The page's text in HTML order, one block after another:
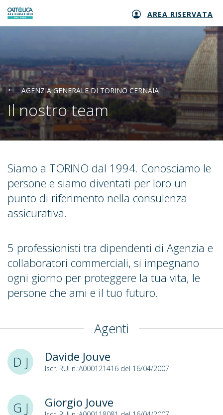
Generali logo AREA RISERVATA
AGENZIA GENERALE DI TORINO CERNAIA
Il nostro team
Siamo a TORINO dal 1994. Conosciamo le
persone e siamo diventati per loro un
punto di riferimento nella consulenza
assicurativa.
5 professionisti tra dipendenti di Agenzia e
collaboratori commerciali, si impegnano
ogni giorno per proteggere la tua vita, le
persone che ami e il tuo futuro.
Agenti
D J
Davide Jouve
Iscr. RUI n.:A000121416 del 16/04/2007
G J Giorgio Jouve